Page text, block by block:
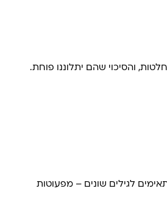
והסיכוי שהם יתלוננו פוחת.
לגילים שונים – מפעוטות